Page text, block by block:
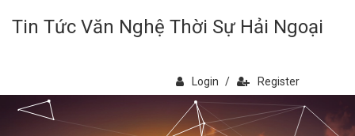
Tin Tức Văn Nghệ Thời Sự Hải Ngoại
Login / Register